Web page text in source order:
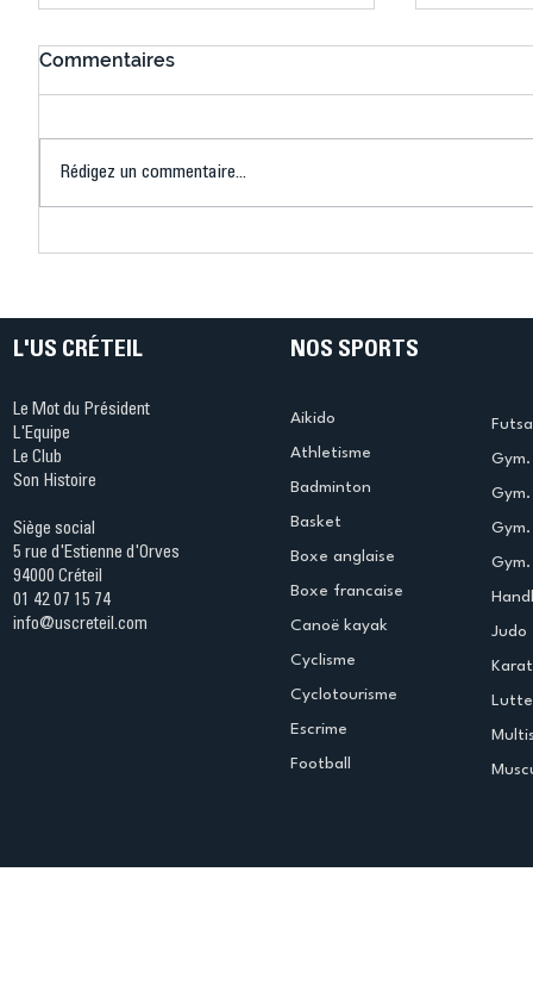
Commentaires
Rédigez un commentaire...
L'US CRÉTEIL
Le Mot du Président
L'Equipe
Le Club
Son Histoire
Siège social
5 rue d'Estienne d'Orves
94000 Créteil
01 42 07 15 74
info@uscreteil.com
NOS SPORTS
Aikido
Athletisme
Badminton
Basket
Boxe anglaise
Boxe francaise
Canoë kayak
Cyclisme
Cyclotourisme
Escrime
Football
Judo
Lutte